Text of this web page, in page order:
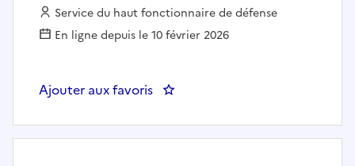
Employeur :
Service du haut fonctionnaire de défense
En ligne depuis le 10 février 2026
Ajouter aux favoris : SHFD (75) - Chef(fe) de la